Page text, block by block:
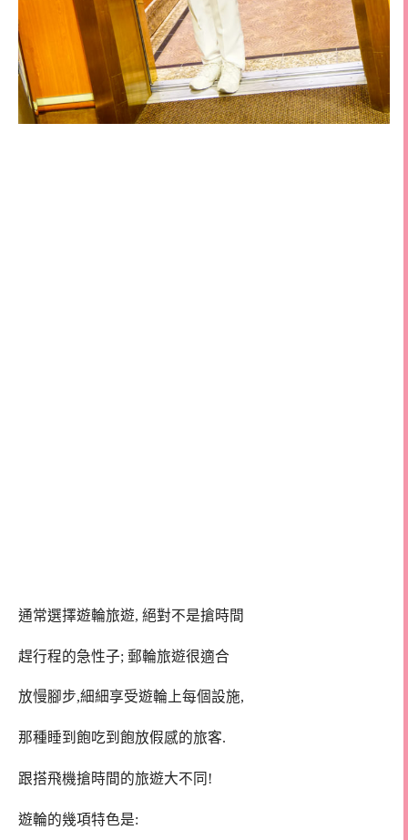
通常選擇遊輪旅遊, 絕對不是搶時間
趕行程的急性子; 郵輪旅遊很適合
放慢腳步,細細享受遊輪上每個設施,
那種睡到飽吃到飽放假感的旅客.
跟搭飛機搶時間的旅遊大不同!
遊輪的幾項特色是: